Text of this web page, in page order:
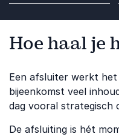
Hoe haal je
Een afsluiter werkt
bijeenkomst veel
dag vooral strategisch
De afsluiting is hét